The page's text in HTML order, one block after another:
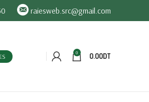
raiesweb.src@gmail.com
0 0.00DT